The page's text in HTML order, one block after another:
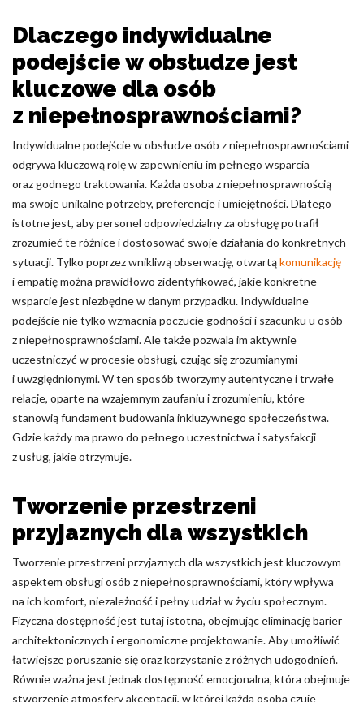
Dlaczego indywidualne
podejście w obsłudze jest
kluczowe dla osób
z niepełnosprawnościami?
Indywidualne podejście w obsłudze osób z niepełnosprawnościami
odgrywa kluczową rolę w zapewnieniu im pełnego wsparcia
oraz godnego traktowania. Każda osoba z niepełnosprawnością
ma swoje unikalne potrzeby, preferencje i umiejętności. Dlatego
istotne jest, aby personel odpowiedzialny za obsługę potrafił
zrozumieć te różnice i dostosować swoje działania do konkretnych
sytuacji. Tylko poprzez wnikliwą obserwację, otwartąkomunikację
i empatię można prawidłowo zidentyfikować, jakie konkretne
wsparcie jest niezbędne w danym przypadku. Indywidualne
podejście nie tylko wzmacnia poczucie godności i szacunku u osób
z niepełnosprawnościami. Ale także pozwala im aktywnie
uczestniczyć w procesie obsługi, czując się zrozumianymi
i uwzględnionymi. W ten sposób tworzymy autentyczne i trwałe
relacje, oparte na wzajemnym zaufaniu i zrozumieniu, które
stanowią fundament budowania inkluzywnego społeczeństwa.
Gdzie każdy ma prawo do pełnego uczestnictwa i satysfakcji
z usług, jakie otrzymuje.
Tworzenie przestrzeni
przyjaznych dla wszystkich
Tworzenie przestrzeni przyjaznych dla wszystkich jest kluczowym
aspektem obsługi osób z niepełnosprawnościami, który wpływa
na ich komfort, niezależność i pełny udział w życiu społecznym.
Fizyczna dostępność jest tutaj istotna, obejmując eliminację barier
architektonicznych i ergonomiczne projektowanie. Aby umożliwić
łatwiejsze poruszanie się oraz korzystanie z różnych udogodnień.
Równie ważna jest jednak dostępność emocjonalna, która obejmuje
stworzenie atmosfery akceptacji, w której każda osoba czuje